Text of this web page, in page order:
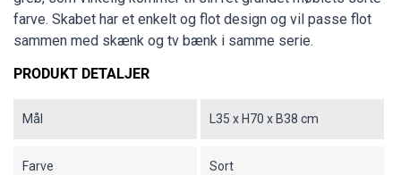
farve. Skabet har et enkelt og flot design og vil passe flot
sammen med skænk og tv bænk i samme serie.
PRODUKT DETALJER
Mål L35 x H70 x B38 cm
Farve Sort